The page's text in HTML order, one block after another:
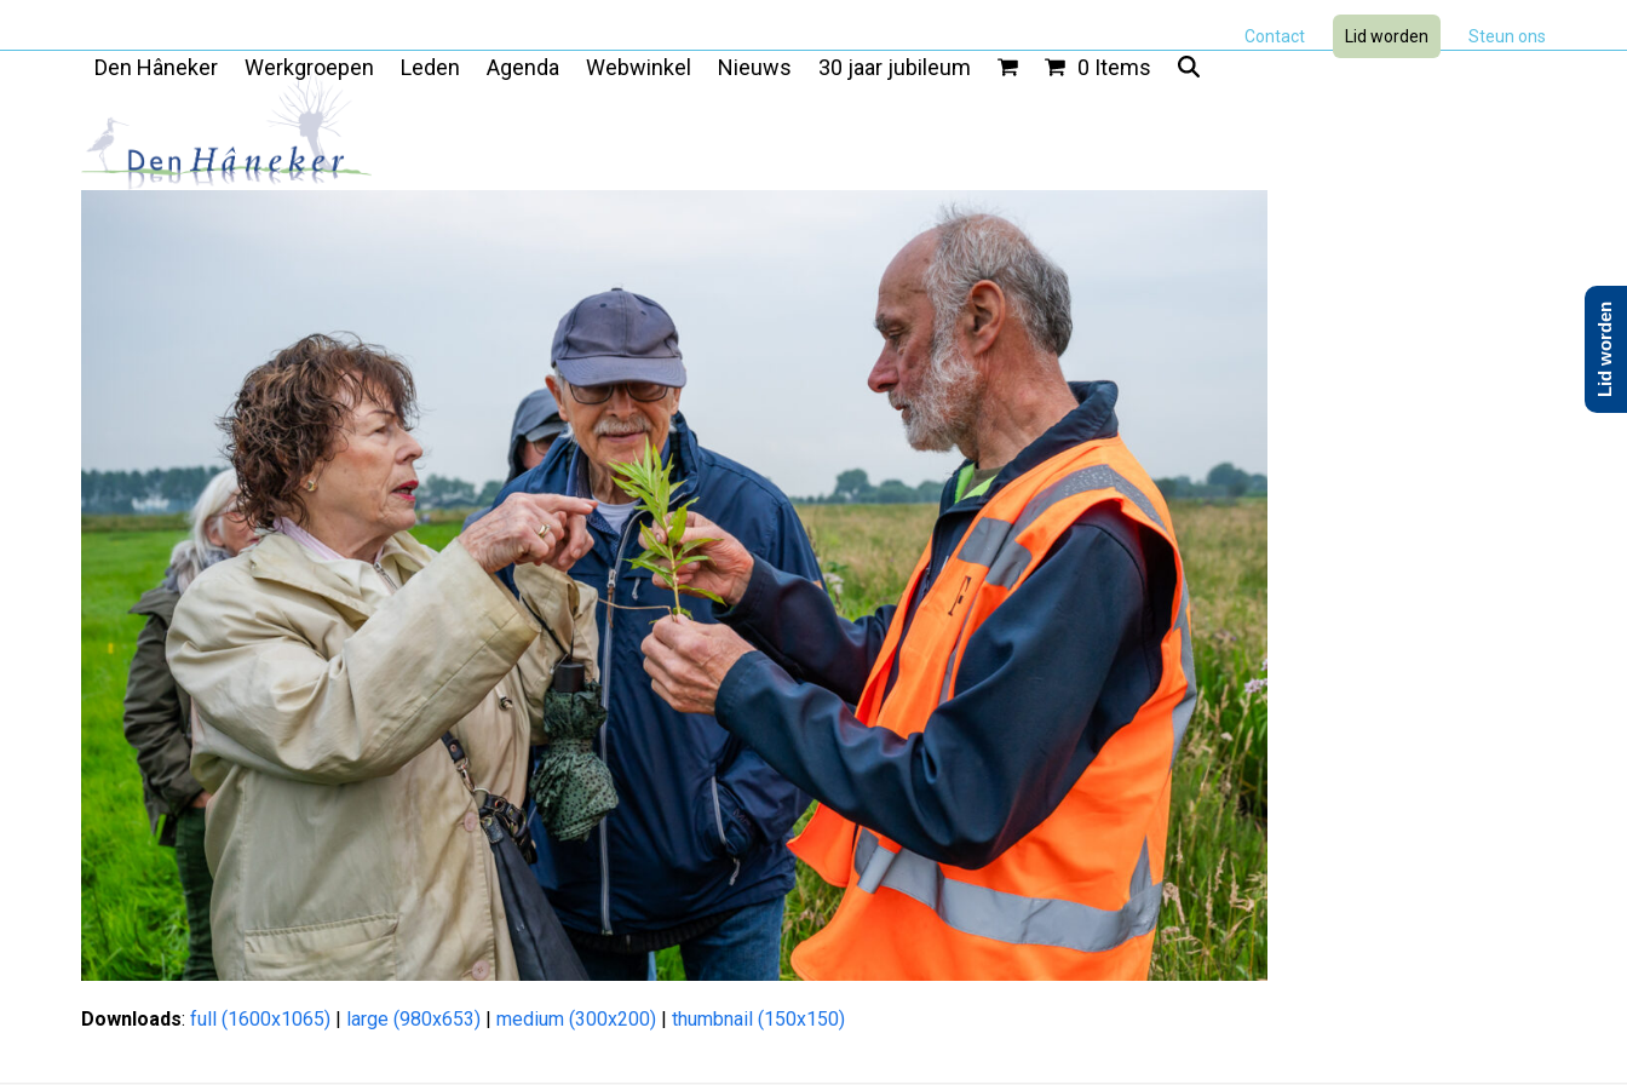
Contact Lid worden Steun ons
Den Hâneker Werkgroepen Leden Agenda Webwinkel Nieuws 30 jaar jubileum 0 Items
Downloads:full (1600x1065) large (980x653) |medium (300x200) |thumbnail (150x150)
Lid worden